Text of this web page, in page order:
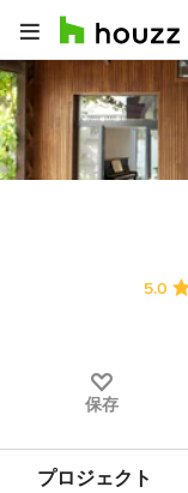
平均
5.0
保存
プロジェクト